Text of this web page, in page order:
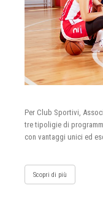
Per Club Sportivi,
tre tipoligie di
con vantaggi unici ed
Scopri di più